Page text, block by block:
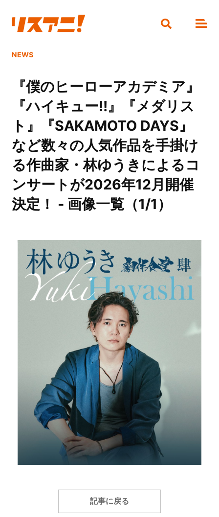
NEWS
『僕のヒーローアカデミア』
『ハイキュー!!』『メダリス
ト』『SAKAMOTO DAYS』
など数々の人気作品を手掛け
る作曲家・林ゆうきによるコ
ンサートが2026年12月開催
決定！ - 画像一覧（1/1）
記事に戻る